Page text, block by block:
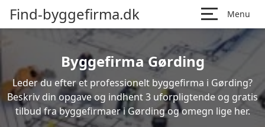
Find-byggefirma.dk Menu
Byggefirma Gørding
Leder du efter et professionelt byggefirma i Gørding?
Beskriv din opgave og indhent 3 uforpligtende og gratis
tilbud fra byggefirmaer i Gørding og omegn lige her.